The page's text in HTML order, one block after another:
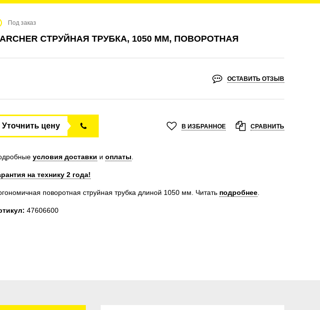
Под заказ
СТРУЙНАЯ ТРУБКА, 1050 ММ, ПОВОРОТНАЯ
ОСТАВИТЬ ОТЗЫВ
Уточнить цену В ИЗБРАННОЕ СРАВНИТЬ
условия доставки и оплаты
на технику 2 года!
поворотная струйная трубка длиной 1050 мм. Читать подробнее.
47606600